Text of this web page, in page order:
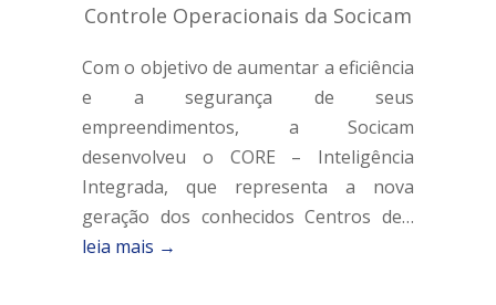
Controle Operacionais da Socicam
Com o objetivo de aumentar a eficiência
e a segurança de seus
empreendimentos, a Socicam
desenvolveu o CORE – Inteligência
Integrada, que representa a nova
geração dos conhecidos Centros de…
leia mais →